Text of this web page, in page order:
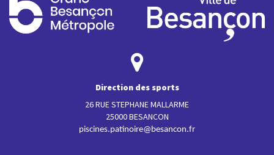
Direction des sports
26 RUE STEPHANE MALLARME
25000 BESANCON
piscines.patinoire@besancon.fr